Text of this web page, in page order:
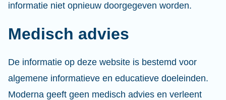
informatie niet opnieuw doorgegeven worden.
Medisch advies
De informatie op deze website is bestemd voor
algemene informatieve en educatieve doeleinden.
Moderna geeft geen medisch advies en verleent